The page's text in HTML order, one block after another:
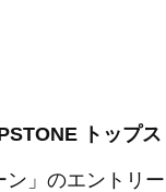
トップ
」のエントリ